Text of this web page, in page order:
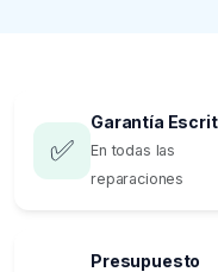
✅
Garantía
En todas las
reparaciones
Presupuesto